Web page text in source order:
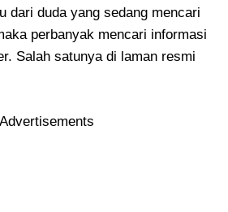
dari duda yang sedang mencari
perbanyak mencari informasi
Salah satunya di laman resmi
Advertisements